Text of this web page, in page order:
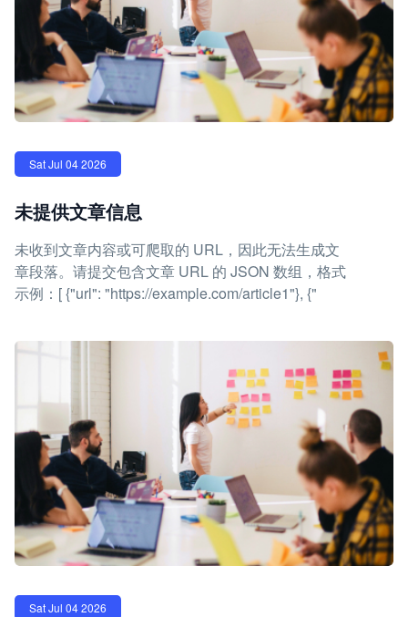
Sat Jul 04 2026
未提供文章信息
未收到文章内容或可爬取的 URL，因此无法生成文
章段落。请提交包含文章 URL 的 JSON 数组，格式
示例：[ {"url": "https://example.com/article1"}, {"
Sat Jul 04 2026